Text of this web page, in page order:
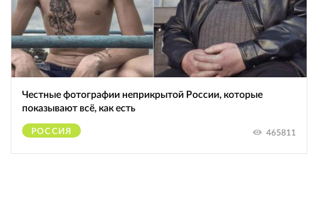
Честные фотографии неприкрытой России, которые
показывают всё, как есть
РОССИЯ 465811